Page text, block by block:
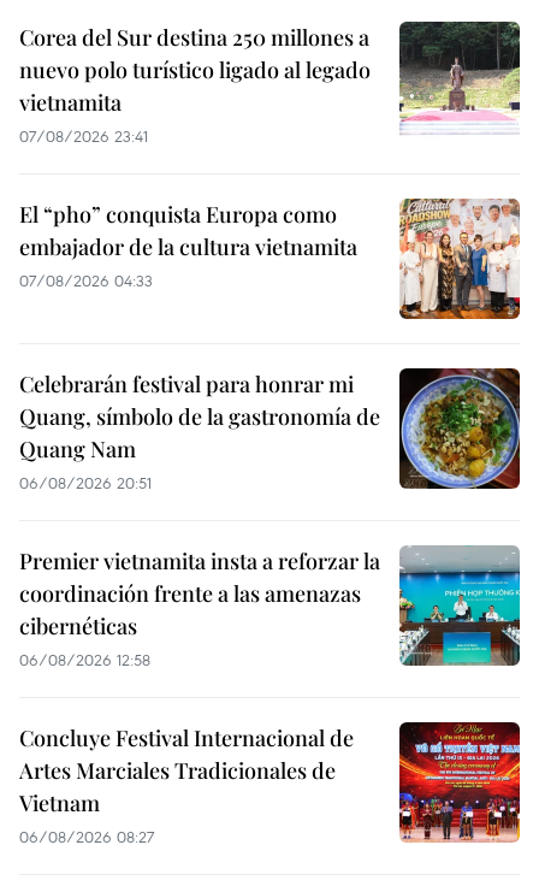
Corea del Sur destina 250 millones a
nuevo polo turístico ligado al legado
vietnamita
07/08/2026 23:41
El “pho” conquista Europa como
embajador de la cultura vietnamita
07/08/2026 04:33
Celebrarán festival para honrar mi
Quang, símbolo de la gastronomía de
Quang Nam
06/08/2026 20:51
Premier vietnamita insta a reforzar la
coordinación frente a las amenazas
cibernéticas
06/08/2026 12:58
Concluye Festival Internacional de
Artes Marciales Tradicionales de
Vietnam
06/08/2026 08:27